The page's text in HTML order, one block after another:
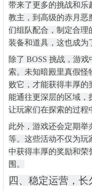
热血
带来了更多的挑战和乐
教主，到高级的赤月恶
们组队配合，制定合理
装备和道具，这也成为
除了 BOSS 挑战，游
索。未知暗殿里真假怪
败它，才能获得丰厚
能通往更深层的区域，
让玩家们在探索的过程
此外，游戏还会定期
等。这些活动不仅为
中获得丰厚的奖励和
围。
四、稳定运营，